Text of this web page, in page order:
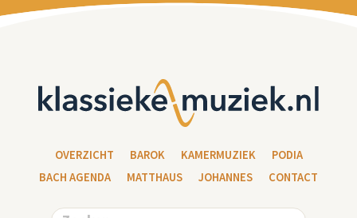
OVERZICHT BAROK KAMERMUZIEK
PODIA
BACH AGENDA
MATTHAUS JOHANNES CONTACT